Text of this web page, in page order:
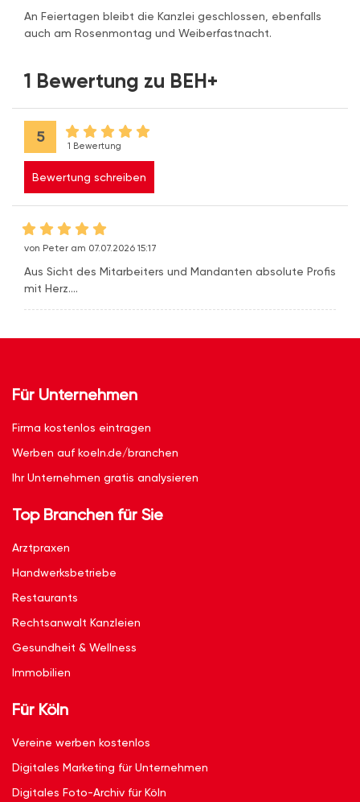
An Feiertagen bleibt die Kanzlei geschlossen, ebenfalls
auch am Rosenmontag und Weiberfastnacht.
1 Bewertung zu BEH+
5
1 Bewertung
Bewertung schreiben
von Peter am 07.07.2026 15:17
Aus Sicht des Mitarbeiters und Mandanten absolute Profis
mit Herz....
Für Unternehmen
Firma kostenlos eintragen
Werben auf koeln.de/branchen
Ihr Unternehmen gratis analysieren
Top Branchen für Sie
Arztpraxen
Handwerksbetriebe
Restaurants
Rechtsanwalt Kanzleien
Gesundheit & Wellness
Immobilien
Für Köln
Vereine werben kostenlos
Digitales Marketing für Unternehmen
Digitales Foto-Archiv für Köln